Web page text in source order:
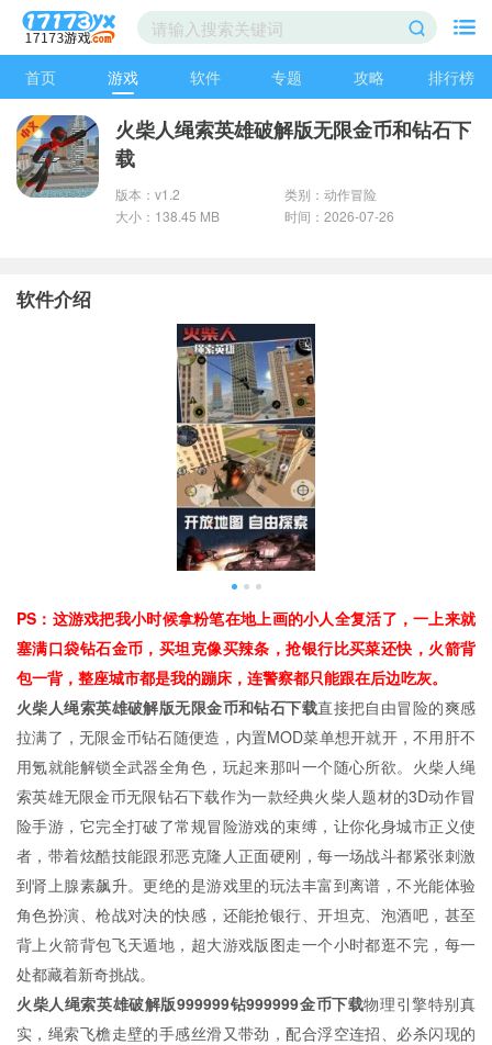
首页 游戏 软件 专题 攻略 排行榜
火柴人绳索英雄破解版无限金币和钻石下
载
版本：v1.2
类别：动作冒险
大小：138.45 MB
时间：2026-07-26
软件介绍
PS：这游戏把我小时候拿粉笔在地上画的小人全复活了，一上来就
塞满口袋钻石金币，买坦克像买辣条，抢银行比买菜还快，火箭背
包一背，整座城市都是我的蹦床，连警察都只能跟在后边吃灰。
火柴人绳索英雄破解版无限金币和钻石下载直接把自由冒险的爽感
拉满了，无限金币钻石随便造，内置MOD菜单想开就开，不用肝不
用氪就能解锁全武器全角色，玩起来那叫一个随心所欲。火柴人绳
索英雄无限金币无限钻石下载作为一款经典火柴人题材的3D动作冒
险手游，它完全打破了常规冒险游戏的束缚，让你化身城市正义使
者，带着炫酷技能跟邪恶克隆人正面硬刚，每一场战斗都紧张刺激
到肾上腺素飙升。更绝的是游戏里的玩法丰富到离谱，不光能体验
角色扮演、枪战对决的快感，还能抢银行、开坦克、泡酒吧，甚至
背上火箭背包飞天遁地，超大游戏版图走一个小时都逛不完，每一
处都藏着新奇挑战。
火柴人绳索英雄破解版999999钻999999金币下载物理引擎特别真
实，绳索飞檐走壁的手感丝滑又带劲，配合浮空连招、必杀闪现的